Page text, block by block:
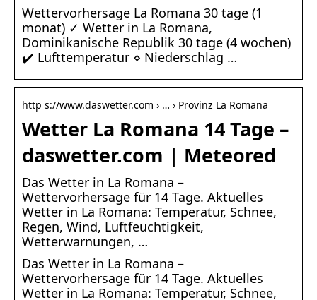
Wettervorhersage La Romana 30 tage (1
monat) ✓ Wetter in La Romana,
Dominikanische Republik 30 tage (4 wochen)
✔️ Lufttemperatur ⋄ Niederschlag …
http s://www.daswetter.com › … › Provinz La Romana
Wetter La Romana 14 Tage –
daswetter.com | Meteored
Das Wetter in La Romana –
Wettervorhersage für 14 Tage. Aktuelles
Wetter in La Romana: Temperatur, Schnee,
Regen, Wind, Luftfeuchtigkeit,
Wetterwarnungen, …
Das Wetter in La Romana –
Wettervorhersage für 14 Tage. Aktuelles
Wetter in La Romana: Temperatur, Schnee,